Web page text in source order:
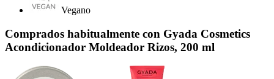
Vegano
Comprados habitualmente con Gyada Cosmetics
Acondicionador Moldeador Rizos, 200 ml